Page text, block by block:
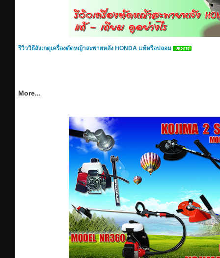
รีวิววิธีสังเกตุเครื่องตัดหญ้าสะพายหลัง HONDA แท้หรือปลอม
More...